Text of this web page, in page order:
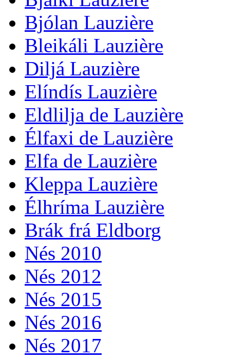
Bjólan Lauzière
Bleikáli Lauzière
Diljá Lauzière
Elíndís Lauzière
Eldlilja de Lauzière
Élfaxi de Lauzière
Elfa de Lauzière
Kleppa Lauzière
Élhríma Lauzière
Brák frá Eldborg
Nés 2010
Nés 2012
Nés 2015
Nés 2016
Nés 2017